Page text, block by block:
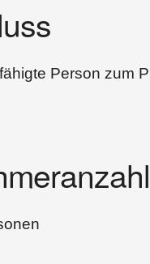
Person zum